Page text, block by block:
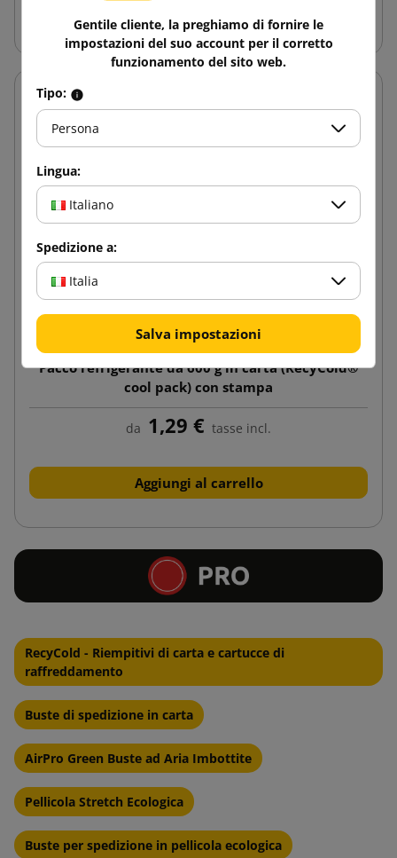
Pacco refrigerante da 600 g in carta (RecyCold®
cool pack) con stampa
da 1,29 € tasse incl.
Aggiungi al carrello
RecyCold - Riempitivi di carta e cartucce di
raffreddamento
Buste di spedizione in carta
AirPro Green Buste ad Aria Imbottite
Pellicola Stretch Ecologica
Buste per spedizione in pellicola ecologica
Gentile cliente, la preghiamo di fornire le
impostazioni del suo account per il corretto
funzionamento del sito web.
Tipo:
Persona
Lingua:
Italiano
Spedizione a:
Italia
Salva impostazioni